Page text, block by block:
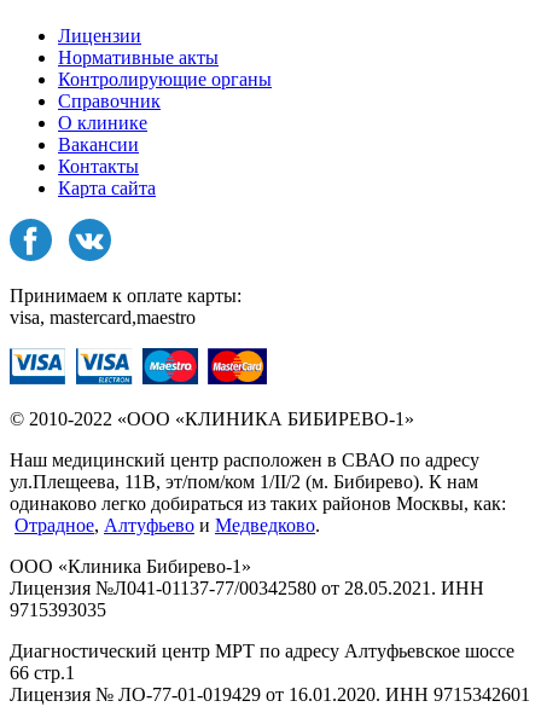
Лицензии
Нормативные акты
Контролирующие органы
Справочник
О клинике
Вакансии
Контакты
Карта сайта
Принимаем к оплате карты:
visa, mastercard,maestro
© 2010-2022 «ООО «КЛИНИКА БИБИРЕВО-1»
Наш медицинский центр расположен в СВАО по адресу
ул.Плещеева, 11В, эт/пом/ком 1/II/2 (м. Бибирево). К нам
одинаково легко добираться из таких районов Москвы, как:
Отрадное, Алтуфьево и Медведково.
ООО «Клиника Бибирево-1»
Лицензия №Л041-01137-77/00342580 от 28.05.2021. ИНН
9715393035
Диагностический центр МРТ по адресу Алтуфьевское шоссе
66 стр.1
Лицензия № ЛО-77-01-019429 от 16.01.2020. ИНН 9715342601